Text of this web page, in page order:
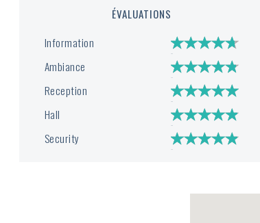
ÉVALUATIONS
Information
Ambiance
Reception
Hall
Security